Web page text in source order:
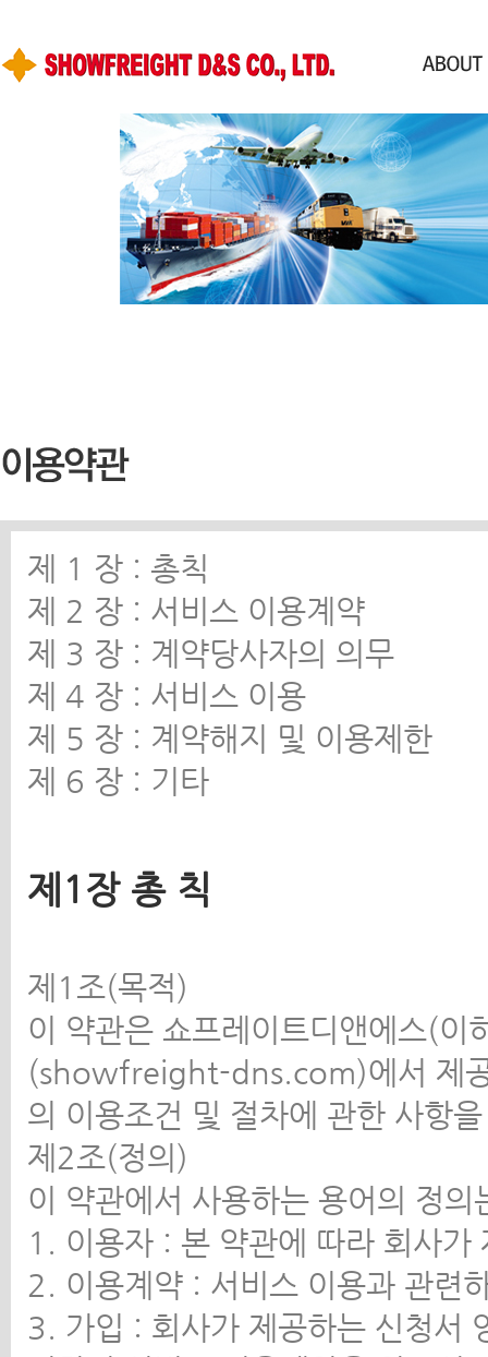
제 1 장 : 총칙
제 2 장 : 서비스 이용계약
제 3 장 : 계약당사자의 의무
제 4 장 : 서비스 이용
제 5 장 : 계약해지 및 이용제한
제 6 장 : 기타
제1장 총 칙
제1조(목적)
이 약관은 쇼프레이트디앤에스(
(showfreight-dns.com)에서 제
의 이용조건 및 절차에 관한 사항
제2조(정의)
이 약관에서 사용하는 용어의 정
1. 이용자 : 본 약관에 따라 회사가
2. 이용계약 : 서비스 이용과 관련
3. 가입 : 회사가 제공하는 신청서